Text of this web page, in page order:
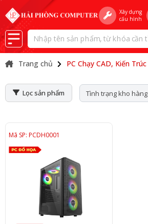
Xây dựng
cấu hình
Trang chủ PC Chạy CAD, Kiến Trúc
Lọc sản phẩm Tình trạng kho hàng
Mã SP: PCDH0001